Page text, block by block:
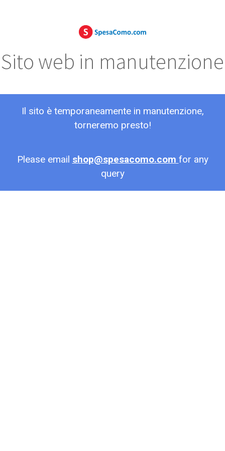
Sito web in manutenzione
Il sito è temporaneamente in manutenzione,
torneremo presto!
Please email shop@spesacomo.com for any
query